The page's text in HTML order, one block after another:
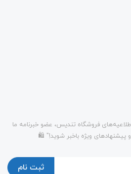
فروشگاه تندیس، عضو خبرنامه ما
ویژه باخبر شوید!" 🛍️
ثبت نام